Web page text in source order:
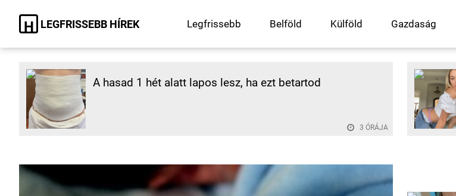
H LEGFRISSEBB HÍREK Legfrissebb Belföld Külföld Gazdaság
A hasad 1 hét alatt lapos lesz, ha ezt betartod
3 ÓRÁJA